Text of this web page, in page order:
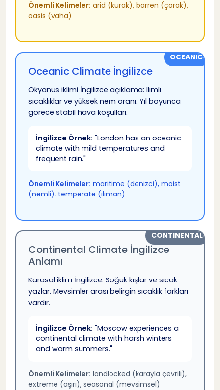
79 İngilizce Hava Durumu Rehberi Özeti
Önemli Kelimeler: arid (kurak), barren (çorak),
oasis (vaha)
OCEANIC
Oceanic Climate İngilizce
Okyanus iklimi İngilizce açıklama: Ilımlı
sıcaklıklar ve yüksek nem oranı. Yıl boyunca
görece stabil hava koşulları.
İngilizce Örnek: "London has an oceanic
climate with mild temperatures and
frequent rain."
Önemli Kelimeler: maritime (denizci), moist
(nemli), temperate (ılıman)
CONTINENTAL
Continental Climate İngilizce
Anlamı
Karasal iklim İngilizce: Soğuk kışlar ve sıcak
yazlar. Mevsimler arası belirgin sıcaklık farkları
vardır.
İngilizce Örnek: "Moscow experiences a
continental climate with harsh winters
and warm summers."
Önemli Kelimeler: landlocked (karayla çevrili),
extreme (aşırı), seasonal (mevsimsel)